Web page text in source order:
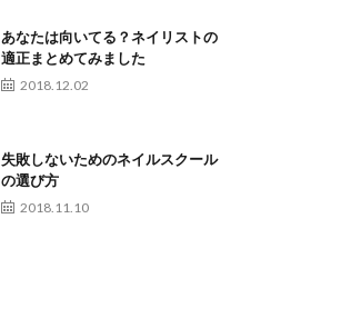
あなたは向いてる？ネイリストの
適正まとめてみました
2018.12.02
失敗しないためのネイルスクール
の選び方
2018.11.10